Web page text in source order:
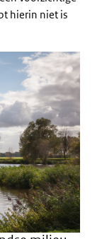
hierin niet is